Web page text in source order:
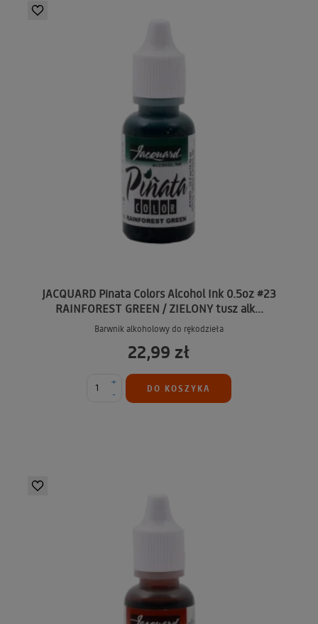
JACQUARD Pinata Colors Alcohol Ink 0.5oz #23
RAINFOREST GREEN / ZIELONY tusz alk...
Barwnik alkoholowy do rękodzieła
22,99 zł
-
+
DO KOSZYKA